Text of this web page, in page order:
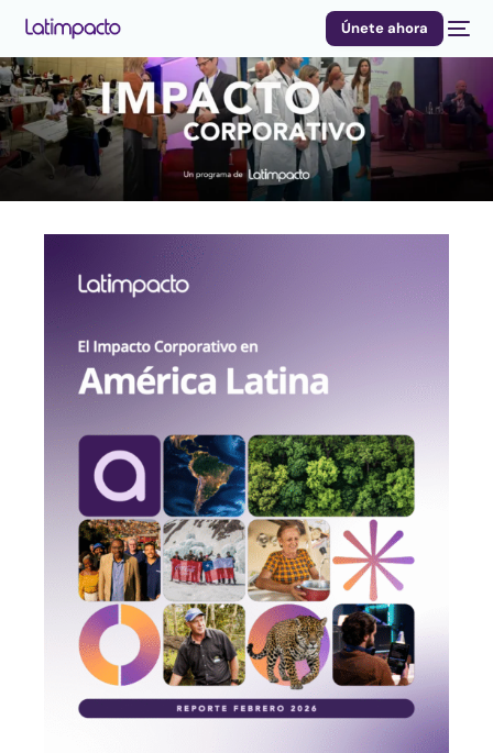
Únete ahora